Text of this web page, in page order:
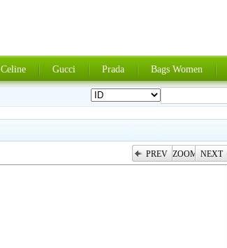
Celine Gucci Prada Bags Women
PREV ZOOM NEXT